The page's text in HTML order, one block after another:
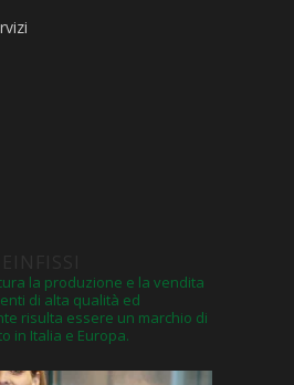
la produzione e la vendita
di alta qualità ed
risulta essere un marchio di
in Italia e Europa.